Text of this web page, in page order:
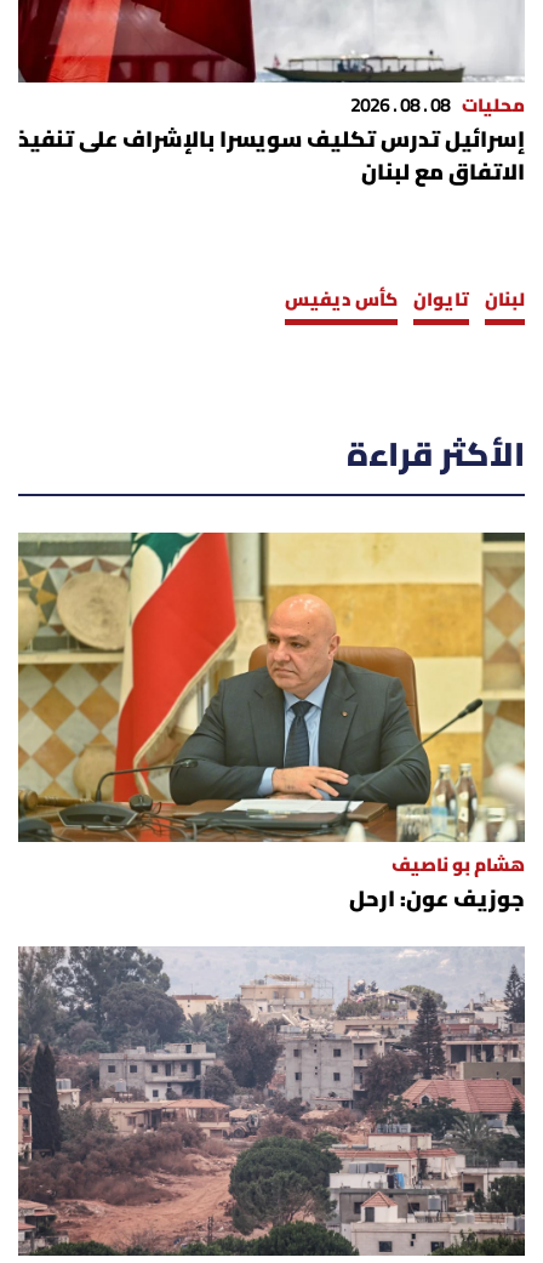
محليات 08 . 08 . 2026
إسرائيل تدرس تكليف سويسرا بالإشراف على تنفيذ
الاتفاق مع لبنان
لبنان تايوان كأس ديفيس
الأكثر قراءة
هشام بو ناصيف
جوزيف عون: ارحل